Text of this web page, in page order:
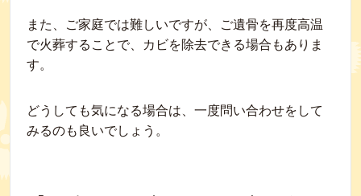
また、ご家庭では難しいですが、ご遺骨を再度高温
で火葬することで、カビを除去できる場合もありま
す。
どうしても気になる場合は、一度問い合わせをして
みるのも良いでしょう。